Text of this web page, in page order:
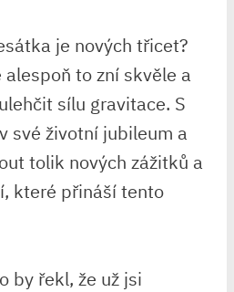
je nových třicet?
alespoň ⁣to⁤ zní skvěle a
sílu gravitace. S
své životní jubileum a⁢
tolik nových ⁣zážitků a
které přináší⁣ tento⁢
by řekl, že⁢ už jsi